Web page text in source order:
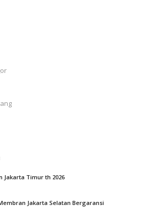
Jakarta Timur th 2026
Jakarta Selatan Bergaransi